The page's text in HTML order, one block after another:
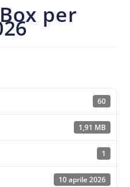
per
60
1,91 MB
1
10 aprile 2026